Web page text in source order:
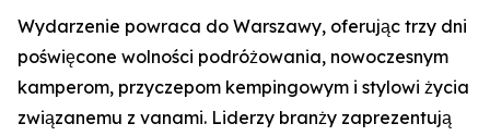
Wydarzenie powraca do Warszawy, oferując trzy dni
poświęcone wolności podróżowania, nowoczesnym
kamperom, przyczepom kempingowym i stylowi życia
związanemu z vanami. Liderzy branży zaprezentują